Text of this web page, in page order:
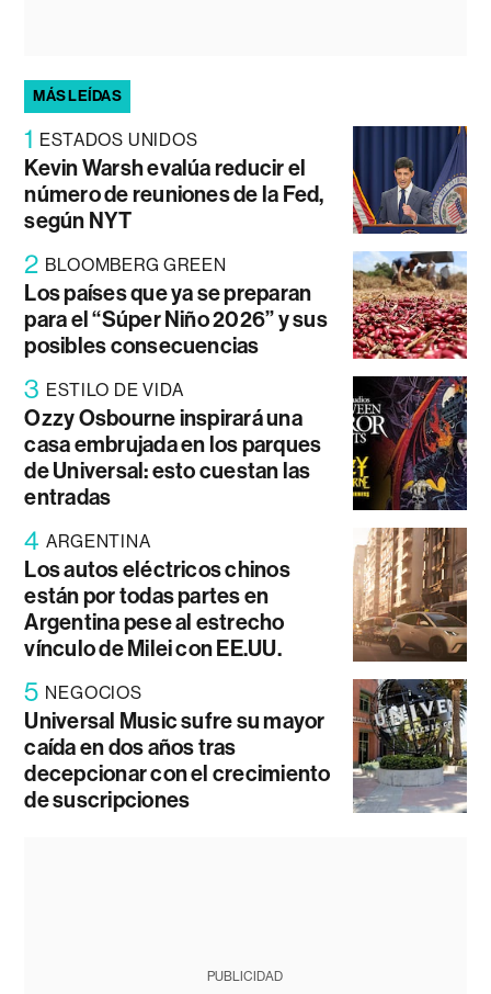
MÁS LEÍDAS
1 ESTADOS UNIDOS
Kevin Warsh evalúa reducir el
número de reuniones de la Fed,
según NYT
2 BLOOMBERG GREEN
Los países que ya se preparan
para el “Súper Niño 2026” y sus
posibles consecuencias
3 ESTILO DE VIDA
Ozzy Osbourne inspirará una
casa embrujada en los parques
de Universal: esto cuestan las
entradas
4 ARGENTINA
Los autos eléctricos chinos
están por todas partes en
Argentina pese al estrecho
vínculo de Milei con EE.UU.
5 NEGOCIOS
Universal Music sufre su mayor
caída en dos años tras
decepcionar con el crecimiento
de suscripciones
PUBLICIDAD